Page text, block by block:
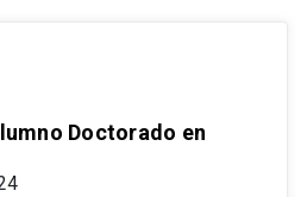
Doctorado en